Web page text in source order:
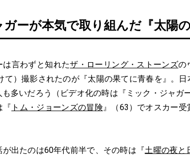
ーが本気で取り組んだ『太陽
言わずと知れたザ・ローリング・ストーンズの
て）撮影されたのが『太陽の果てに青春を』。
多いだろう（ビデオ化の時は『ミック・ジャガ
『 トム・ジョーンズの冒険』（63）でオスカー受
出たのは60年代前半で、その時は『土曜の夜と